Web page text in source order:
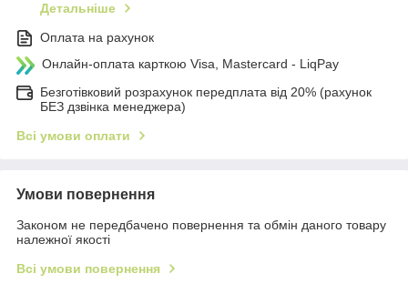
Детальніше
Оплата на рахунок
Онлайн-оплата карткою Visa, Mastercard - LiqPay
Безготівковий розрахунок передплата від 20% (рахунок
БЕЗ дзвінка менеджера)
Всі умови оплати
Умови повернення
Законом не передбачено повернення та обмін даного товару
належної якості
Всі умови повернення